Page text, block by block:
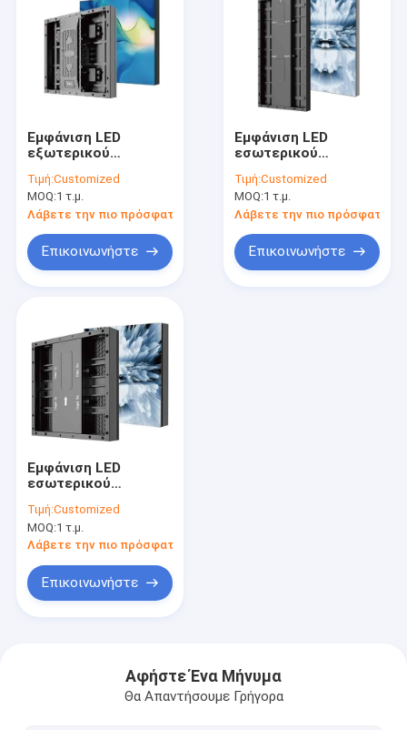
Εμφάνιση LED
εξωτερικού
σιδερένιο πάνελ
Τιμή:Customized
MOQ:1 τ.μ.
Λάβετε την πιο πρόσφατη τιμή
Επικοινωνήστε
Εμφάνιση LED
εσωτερικού
σιδερένιο πάνελ
Τιμή:Customized
MOQ:1 τ.μ.
Λάβετε την πιο πρόσφατη
Επικοινωνήστε
Εμφάνιση LED
εσωτερικού
σιδερένιο πάνελ
Τιμή:Customized
MOQ:1 τ.μ.
Λάβετε την πιο πρόσφατη τιμή
Επικοινωνήστε
Αφήστε Ένα Μήνυμα
Θα Απαντήσουμε Γρήγορα